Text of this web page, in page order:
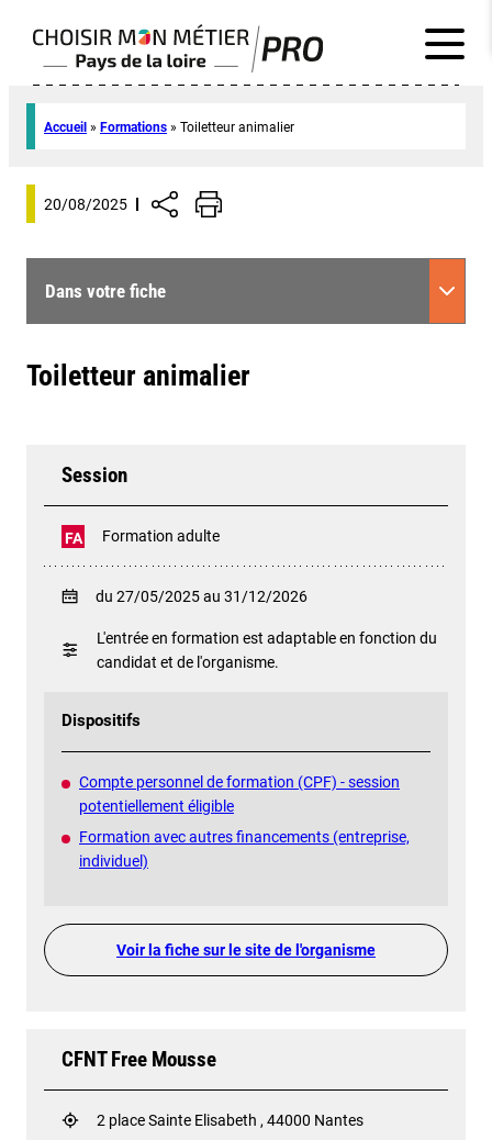
Accueil » Formations » Toiletteur animalier
20/08/2025
Dans votre fiche
Toiletteur animalier
Session
FA Formation adulte
du 27/05/2025 au 31/12/2026
L'entrée en formation est adaptable en fonction du
candidat et de l'organisme.
Dispositifs
Compte personnel de formation (CPF) - session
potentiellement éligible
Formation avec autres financements (entreprise,
individuel)
Voir la fiche sur le site de l'organisme
CFNT Free Mousse
2 place Sainte Elisabeth , 44000 Nantes